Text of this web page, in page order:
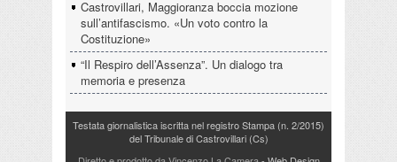
Castrovillari, Maggioranza boccia mozione
sull’antifascismo. «Un voto contro la
Costituzione»
“Il Respiro dell’Assenza”. Un dialogo tra
memoria e presenza
Testata giornalistica iscritta nel registro Stampa (n. 2/2015)
del Tribunale di Castrovillari (Cs)